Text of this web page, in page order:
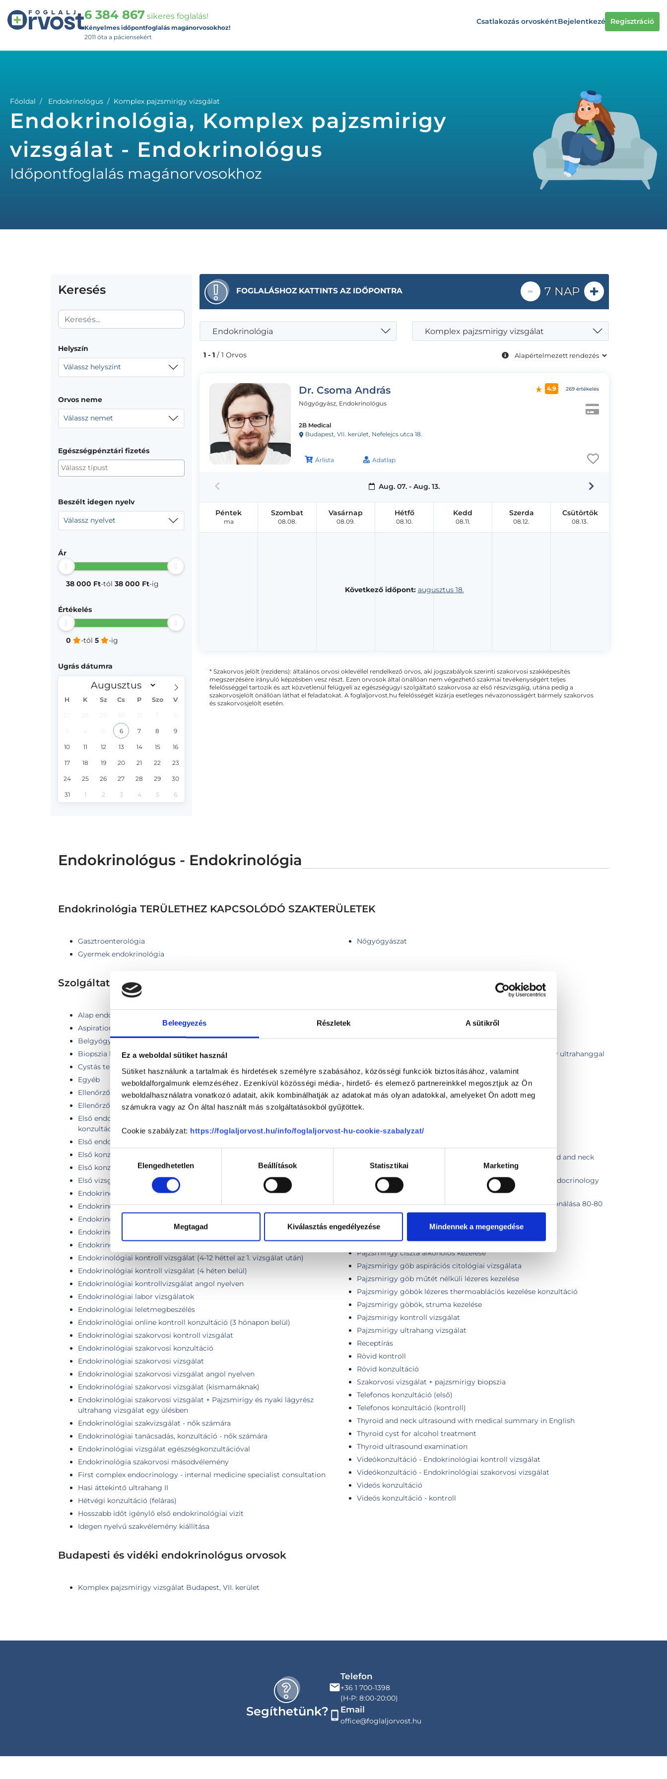
Beleegyezés Részletek A sütikről
Ez a weboldal sütiket használ
Sütiket használunk a tartalmak és hirdetések személyre szabásához, közösségi funkciók biztosításához, valamint
weboldalforgalmunk elemzéséhez. Ezenkívül közösségi média-, hirdető- és elemező partnereinkkel megosztjuk az Ön
weboldalhasználatra vonatkozó adatait, akik kombinálhatják az adatokat más olyan adatokkal, amelyeket Ön adott meg
számukra vagy az Ön által használt más szolgáltatásokból gyűjtöttek.
Cookie szabályzat: https://foglaljorvost.hu/info/foglaljorvost-hu-cookie-szabalyzat/
Hozzájárulás
kiválasztásaElengedhetetlen Beállítások Statisztikai Marketing
Megtagad Kiválasztás engedélyezése Mindennek a megengedése
6 384 867 sikeres foglalás!
Kényelmes időpontfoglalás magánorvosokhoz!
2011 óta a páciensekért
Csatlakozás orvoskéntBejelentkezés Regisztráció
Főoldal Endokrinológus Komplex pajzsmirigy vizsgálat
Endokrinológia, Komplex pajzsmirigy
vizsgálat - Endokrinológus
Időpontfoglalás magánorvosokhoz
Keresés
Helyszín
Válassz helyszínt
Orvos neme
Válassz nemet
Egészségpénztári fizetés
Beszélt idegen nyelv
Válassz nyelvet
Ár
38 000 Ft-tól 38 000 Ft-ig
Értékelés
0 -tól 5 -ig
Ugrás dátumra
H K Sz Cs P Szo V
6 7 8 9
10 11 12 13 14 15 16
17 18 19 20 21 22 23
24 25 26 27 28 29 30
31 1 2 3 4 5 6
FOGLALÁSHOZ KATTINTS AZ IDŐPONTRA - 7 NAP +
Endokrinológia Komplex pajzsmirigy vizsgálat
1 - 1 / 1 Orvos
Dr. Csoma András
Nőgyógyász, Endokrinológus
2B Medical
Budapest, VII. kerület, Nefelejcs utca 18.
Árlista Adatlap
4.9 269 értékelés
Aug. 07. - Aug. 13.
Következő időpont: augusztus 18.
Péntek
ma
Szombat
08.08.
Vasárnap
08.09.
Hétfő
08.10.
Kedd
08.11.
Szerda
08.12.
Csütörtök
08.13.
* Szakorvos jelölt (rezidens): általános orvosi oklevéllel rendelkező orvos, aki jogszabályok szerinti szakorvosi szakképesítés
megszerzésére irányuló képzésben vesz részt. Ezen orvosok által önállóan nem végezhető szakmai tevékenységért teljes
felelősséggel tartozik és azt közvetlenül felügyeli az egészségügyi szolgáltató szakorvosa az első részvizsgáig, utána pedig a
szakorvosjelölt önállóan láthat el feladatokat. A foglaljorvost.hu felelősségét kizárja esetleges névazonosságért bármely szakorvos
és szakorvosjelölt esetén.
Endokrinológus - Endokrinológia
Endokrinológia TERÜLETHEZ KAPCSOLÓDÓ SZAKTERÜLETEK
Gasztroenterológia
Gyermek endokrinológia
Nőgyógyászat
Szolgáltatások
Alap endokrinológiai labor
Aspiration cytology (fine needle biopsy) - thyroid nodule
Belgyógyászati kontroll vizsgálat (4 héten belül)
Biopszia kenet számtől független
Cystás területek leszívása összeragasztása szövetragsztóval
Egyéb
Ellenőrző vizsgálat
Ellenőrző vizsgálat + pajzsmirigy ultrahang
Első endokrinológiai teljes Professzori vizsgálat ultrahanggal,
konzultációval
Első endokrinológiai vizit teljes fej-nyak sebészeti UH-val
Első konzultáció, általános vizsgálat
Első konzultáció + pajzsmirigy ultrahang
Első vizsgálat
Endokrinológiai kiemelt kontrollvizsgálat
Endokrinológiai kiemelt szakorvosi vizsgálat
Endokrinológiai komplex távkonzultáció kontroll
Endokrinológiai Kontroll- nők számára
Endokrinológiai kontroll vizsgálat
Endokrinológiai kontroll vizsgálat (4-12 héttel az 1. vizsgálat után)
Endokrinológiai kontroll vizsgálat (4 héten belül)
Endokrinológiai kontrollvizsgálat angol nyelven
Endokrinológiai labor vizsgálatok
Endokrinológiai leletmegbeszélés
Endokrinológiai online kontroll konzultáció (3 hónapon belül)
Endokrinológiai szakorvosi kontroll vizsgálat
Endokrinológiai szakorvosi konzultáció
Endokrinológiai szakorvosi vizsgálat
Endokrinológiai szakorvosi vizsgálat angol nyelven
Endokrinológiai szakorvosi vizsgálat (kismamáknak)
Endokrinológiai szakorvosi vizsgálat + Pajzsmirigy és nyaki lágyrész
ultrahang vizsgálat egy ülésben
Endokrinológiai szakvizsgálat - nők számára
Endokrinológiai tanácsadás, konzultáció - nők számára
Endokrinológiai vizsgálat egészségkonzultációval
Endokrinológia szakorvosi másodvélemény
First complex endocrinology - internal medicine specialist consultation
Hasi áttekintő ultrahang II
Hétvégi konzultáció (feláras)
Hosszabb időt igénylő első endokrinológiai vizit
Idegen nyelvű szakvélemény kiállítása
Komplex endokrinológiai szakorvosi vizsgálat
Komplex endokrinológiai szakorvosi vizsgálat pajzsmirigy ultrahanggal
Komplex, fej-nyak sebészeti ultrahang
Komplex pajzsmirigy vizsgálat
Kontroll vizsgálat
Kontroll vizsgálat + pajzsmirigy biopszia
Külföldi páciens kontroll
Medical examination in English in Endocrinology + Thyroid and neck
ultrasound with medical summary in English
Medical examination in English in Internal medicine or Endocrinology
with medical summary in English
Mindkét oldali lebenybe gyulladáscsökkentő injekció deponálása 80-80
mg
Nőgyógyászati - Endokrinológiai szakorvosi kontroll
Nőgyógyászati - Endokrinológiai szakorvosi konzultáció
Pajzsmirigy ciszta alkoholos kezelése
Pajzsmirigy göb aspirációs citológiai vizsgálata
Pajzsmirigy göb műtét nélküli lézeres kezelése
Pajzsmirigy göbök lézeres thermoablációs kezelése konzultáció
Pajzsmirigy göbök, struma kezelése
Pajzsmirigy kontroll vizsgálat
Pajzsmirigy ultrahang vizsgálat
Receptírás
Rövid kontroll
Rövid konzultáció
Szakorvosi vizsgálat + pajzsmirigy biopszia
Telefonos konzultáció (első)
Telefonos konzultáció (kontroll)
Thyroid and neck ultrasound with medical summary in English
Thyroid cyst for alcohol treatment
Thyroid ultrasound examination
Videókonzultáció - Endokrinológiai kontroll vizsgálat
Videókonzultáció - Endokrinológiai szakorvosi vizsgálat
Videós konzultáció
Videós konzultáció - kontroll
Budapesti és vidéki endokrinológus orvosok
Komplex pajzsmirigy vizsgálat Budapest, VII. kerület
Segíthetünk?
Telefon
+36 1 700-1398
(H-P: 8:00-20:00)
Email
office@foglaljorvost.hu